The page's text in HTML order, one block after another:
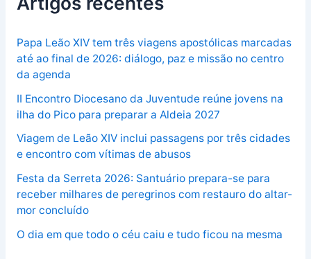
Papa Leão XIV tem três viagens apostólicas marcadas
até ao final de 2026: diálogo, paz e missão no centro
da agenda
II Encontro Diocesano da Juventude reúne jovens na
ilha do Pico para preparar a Aldeia 2027
Viagem de Leão XIV inclui passagens por três cidades
e encontro com vítimas de abusos
Festa da Serreta 2026: Santuário prepara-se para
receber milhares de peregrinos com restauro do altar-
mor concluído
O dia em que todo o céu caiu e tudo ficou na mesma